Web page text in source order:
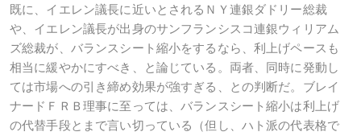
既に、イエレン議長に近いとされるＮＹ連銀ダドリー総裁
や、イエレン議長が出身のサンフランシスコ連銀ウィリアム
ズ総裁が、バランスシート縮小をするなら、利上げペースも
相当に緩やかにすべき、と論じている。両者、同時に発動し
ては市場への引き締め効果が強すぎる、との判断だ。ブレイ
ナードＦＲＢ理事に至っては、バランスシート縮小は利上げ
の代替手段とまで言い切っている（但し、ハト派の代表格で